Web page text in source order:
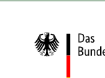
Zur
Startseite